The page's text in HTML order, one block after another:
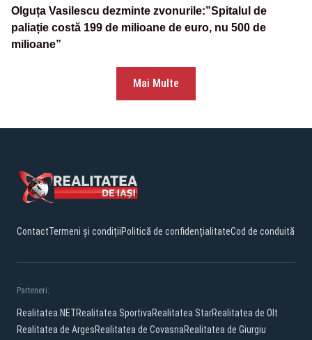
Olguța Vasilescu dezminte zvonurile:”Spitalul de
paliație costă 199 de milioane de euro, nu 500 de
milioane”
Mai Multe
ContactTermeni și condițiiPolitică de confidențialitateCod de conduită
Parteneri:
Realitatea.NETRealitatea SportivaRealitatea StarRealitatea de Olt
Realitatea de ArgesRealitatea de CovasnaRealitatea de Giurgiu